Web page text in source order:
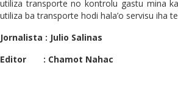
utiliza transporte no kontrolu gastu mina
utiliza ba transporte hodi hala’o servisu iha
Jornalista : Julio Salinas
Editor : Chamot Nahac